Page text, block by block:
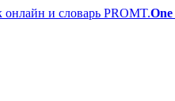
PROMT.One